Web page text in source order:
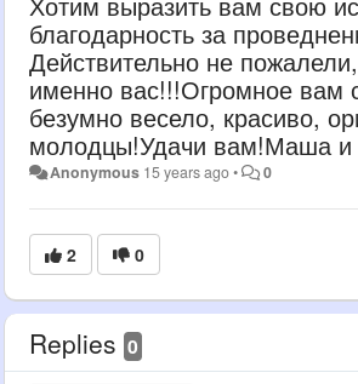
благодарность за
Действительно не
именно вас!!!Огромное вам
безумно весело, красиво,
молодцы!Удачи вам!Маша
Anonymous 15 years ago• 0
2 0
Replies 0